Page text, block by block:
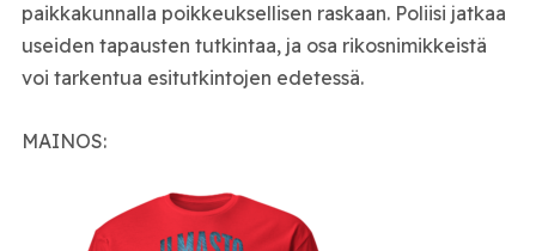
paikkakunnalla poikkeuksellisen raskaan. Poliisi jatkaa
useiden tapausten tutkintaa, ja osa rikosnimikkeistä
voi tarkentua esitutkintojen edetessä.
MAINOS: